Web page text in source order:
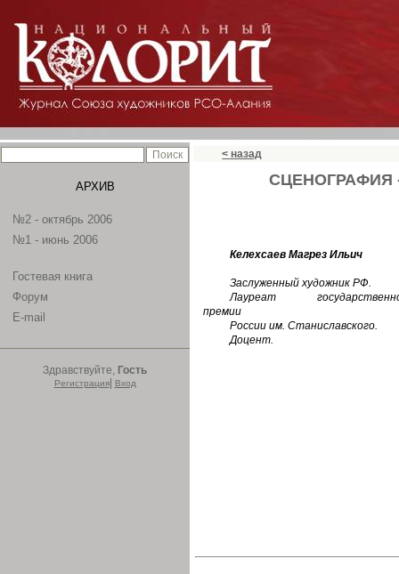
АРХИВ
№2 - октябрь 2006
№1 - июнь 2006
Гостевая книга
Форум
E-mail
Здравствуйте, Гость
Регистрация| Вход
< назад
СЦЕНОГРАФИЯ
Келехсаев Магрез Ильич
Заслуженный художник РФ.
Лауреат
премии
России им. Станиславского.
Доцент.